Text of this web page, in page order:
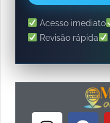
Acesso imediato
Revisão rápida